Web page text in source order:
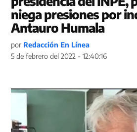
niega presiones por
Antauro Humala
por Redacción En Línea
5 de febrero del 2022 - 12:40:16